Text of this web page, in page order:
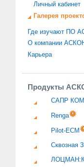
Личный кабинет
Галерея
Где изучают ПО
О компании
Карьера
Продукты
САПР
Renga
Pilot-ECM
Сквозная